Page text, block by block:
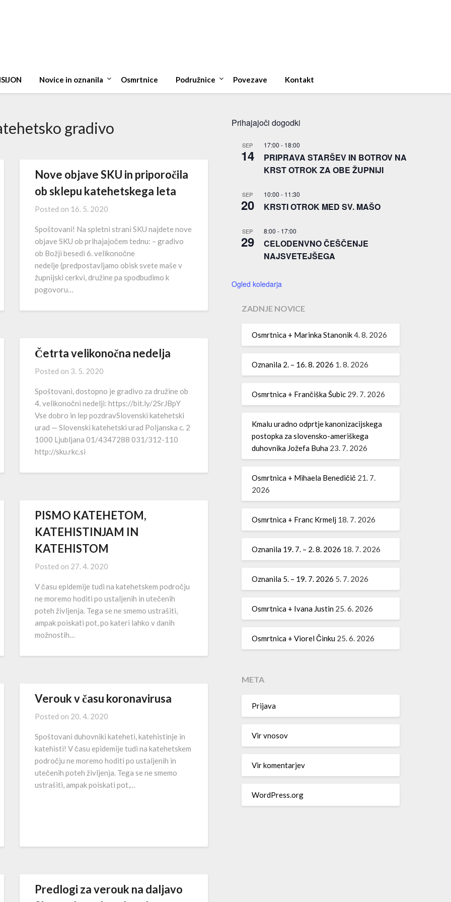
Novice in oznanila Osmrtnice Podružnice Povezave Kontakt
gradivo
Nove objave SKU in priporočila
ob sklepu katehetskega leta
Posted on 16. 5. 2020
Spoštovani! Na spletni strani SKU najdete nove
objave SKU ob prihajajočem tednu: – gradivo
ob Božji besedi 6. velikonočne
nedelje (predpostavljamo obisk svete maše v
župnijski cerkvi, družine pa spodbudimo k
pogovoru…
Četrta velikonočna nedelja
Posted on 3. 5. 2020
Spoštovani, dostopno je gradivo za družine ob
4. velikonočni nedelji: https://bit.ly/2SrJBpY
Vse dobro in lep pozdravSlovenski katehetski
urad — Slovenski katehetski urad Poljanska c. 2
1000 Ljubljana 01/4347288 031/312-110
http://sku.rkc.si
PISMO KATEHETOM,
KATEHISTINJAM IN
KATEHISTOM
Posted on 27. 4. 2020
V času epidemije tudi na katehetskem področju
ne moremo hoditi po ustaljenih in utečenih
poteh življenja. Tega se ne smemo ustrašiti,
ampak poiskati pot, po kateri lahko v danih
možnostih…
Verouk v času koronavirusa
Posted on 20. 4. 2020
Spoštovani duhovniki kateheti, katehistinje in
katehisti! V času epidemije tudi na katehetskem
področju ne moremo hoditi po ustaljenih in
utečenih poteh življenja. Tega se ne smemo
ustrašiti, ampak poiskati pot,…
Predlogi za verouk na daljavo
Prihajajoči dogodki
SEP
14
17:00 - 18:00
PRIPRAVA STARŠEV IN BOTROV NA
KRST OTROK ZA OBE ŽUPNIJI
SEP
20
10:00 - 11:30
KRSTI OTROK MED SV. MAŠO
SEP
29
8:00 - 17:00
CELODENVNO ČEŠČENJE
NAJSVETEJŠEGA
Ogled koledarja
ZADNJE NOVICE
Osmrtnica + Marinka Stanonik4. 8. 2026
Oznanila 2. – 16. 8. 2026 1. 8. 2026
Osmrtnica + Frančiška Šubic 29. 7. 2026
Kmalu uradno odprtje kanonizacijskega
postopka za slovensko-ameriškega
duhovnika Jožefa Buha 23. 7. 2026
Osmrtnica + Mihaela Benedičič 21. 7.
2026
Osmrtnica + Franc Krmelj 18. 7. 2026
Oznanila 19. 7. – 2. 8. 2026 18. 7. 2026
Oznanila 5. – 19. 7. 2026 5. 7. 2026
Osmrtnica + Ivana Justin 25. 6. 2026
Osmrtnica + Viorel Činku 25. 6. 2026
META
Prijava
Vir vnosov
Vir komentarjev
WordPress.org